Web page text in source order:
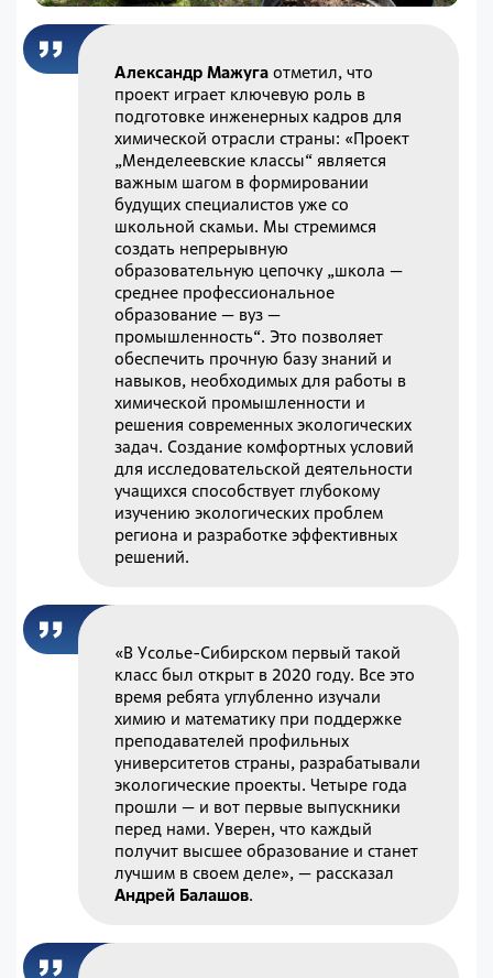
Александр Мажуга отметил, что
проект играет ключевую роль в
подготовке инженерных кадров для
химической отрасли страны: «Проект
„Менделеевские классы“ является
важным шагом в формировании
будущих специалистов уже со
школьной скамьи. Мы стремимся
создать непрерывную
образовательную цепочку „школа —
среднее профессиональное
образование — вуз —
промышленность“. Это позволяет
обеспечить прочную базу знаний и
навыков, необходимых для работы в
химической промышленности и
решения современных экологических
задач. Создание комфортных условий
для исследовательской деятельности
учащихся способствует глубокому
изучению экологических проблем
региона и разработке эффективных
решений.
«В Усолье-Сибирском первый такой
класс был открыт в 2020 году. Все это
время ребята углубленно изучали
химию и математику при поддержке
преподавателей профильных
университетов страны, разрабатывали
экологические проекты. Четыре года
прошли — и вот первые выпускники
перед нами. Уверен, что каждый
получит высшее образование и станет
лучшим в своем деле», — рассказал
Андрей Балашов.